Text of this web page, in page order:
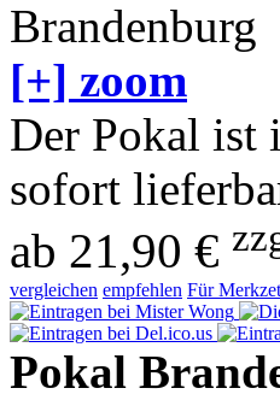
[+] zoom
Der Pokal ist
sofort
ab 21,90 €
vergleichen empfehlen Für
Pokal